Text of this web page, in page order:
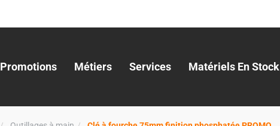
Promotions Métiers Services Matériels En Stock